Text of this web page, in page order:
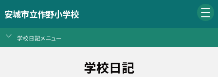
安城市立作野小学校
学校日記メニュー
学校日記